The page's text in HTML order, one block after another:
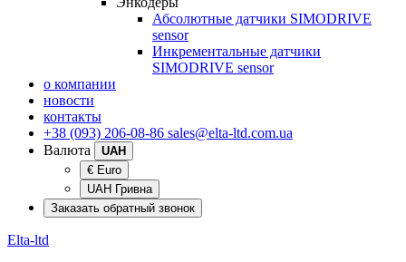
Абсолютные датчики SIMODRIVE
sensor
Инкрементальные датчики
SIMODRIVE sensor
о компании
новости
контакты
+38 (093) 206-08-86 sales@elta-ltd.com.ua
Валюта
UAH
€ Euro
UAH Гривна
Заказать обратный звонок
Elta-ltd